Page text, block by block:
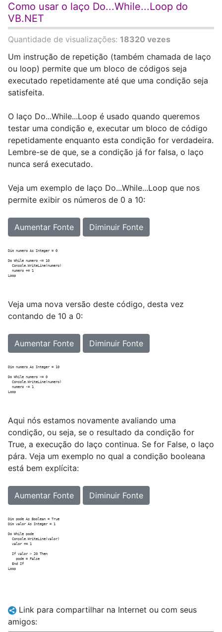
Como usar o laço Do...While...Loop do
VB.NET
Quantidade de visualizações: 18320 vezes
Um instrução de repetição (também chamada de laço
ou loop) permite que um bloco de códigos seja
executado repetidamente até que uma condição seja
satisfeita.
O laço Do...While...Loop é usado quando queremos
testar uma condição e, executar um bloco de código
repetidamente enquanto esta condição for verdadeira.
Lembre-se de que, se a condição já for falsa, o laço
nunca será executado.
Veja um exemplo de laço Do...While...Loop que nos
permite exibir os números de 0 a 10:
Aumentar Fonte Diminuir Fonte
Dim numero As Integer = 0
Do While numero <= 10
  Console.WriteLine(numero)
  numero += 1
Veja uma nova versão deste código, desta vez
contando de 10 a 0:
Aumentar Fonte Diminuir Fonte
Dim numero As Integer = 10
Do While numero >= 0
  Console.WriteLine(numero)
  numero -= 1
Aqui nós estamos novamente avaliando uma
condição, ou seja, se o resultado da condição for
True, a execução do laço continua. Se for False, o laço
pára. Veja um exemplo no qual a condição booleana
está bem explícita:
Aumentar Fonte Diminuir Fonte
Dim pode As Boolean = True
Dim valor As Integer = 1
Do While pode
  Console.WriteLine(valor)
  valor += 1
  If valor > 20 Then
    pode = False
  End If
Link para compartilhar na Internet ou com seus
amigos: